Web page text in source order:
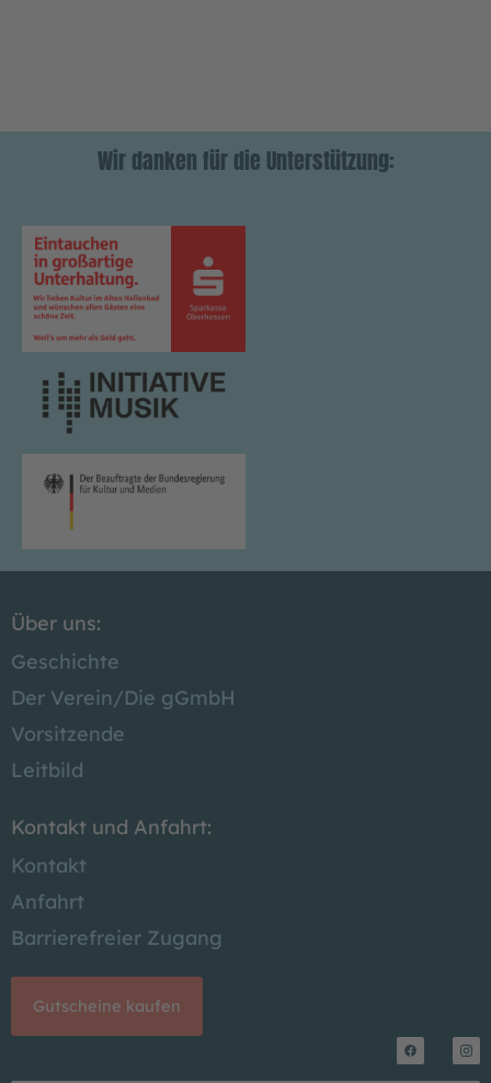
Wir danken für die Unterstützung:
Über uns:
Geschichte
Der Verein/Die gGmbH
Vorsitzende
Leitbild
Kontakt und Anfahrt:
Kontakt
Anfahrt
Barrierefreier Zugang
Gutscheine kaufen
F
a
I
n